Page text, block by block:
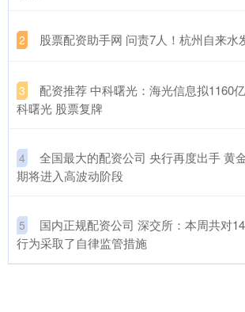
2 股票配资助手网 问责7人！杭州自来水
3
配资推荐 中科曙光：海光信息拟1160
科曙光 股票复牌
4
全国最大的配资公司 央行再度出手 黄
期将进入高波动阶段
5
国内正规配资公司 深交所：本周共对
行为采取了自律监管措施